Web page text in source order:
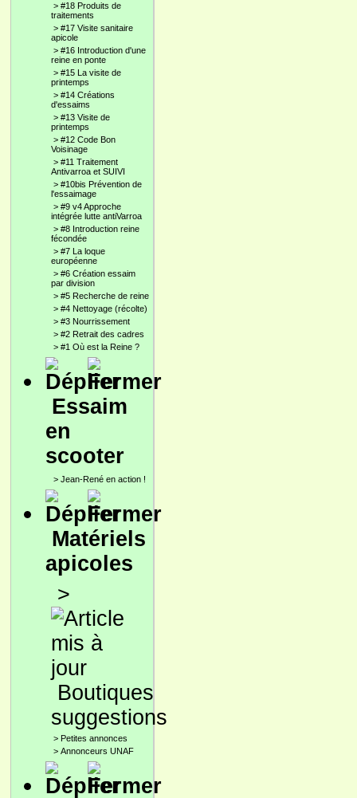
> #18 Produits de
traitements
> #17 Visite sanitaire
apicole
> #16 Introduction d'une
reine en ponte
> #15 La visite de
printemps
> #14 Créations
d'essaims
> #13 Visite de
printemps
> #12 Code Bon
Voisinage
> #11 Traitement
Antivarroa et SUIVI
> #10bis Prévention de
l'essaimage
> #9 v4 Approche
intégrée lutte antiVarroa
> #8 Introduction reine
fécondée
> #7 La loque
européenne
> #6 Création essaim
par division
> #5 Recherche de reine
> #4 Nettoyage (récolte)
> #3 Nourrissement
> #2 Retrait des cadres
> #1 Où est la Reine ?
Essaim
en
scooter
> Jean-René en action !
Matériels
apicoles
>
Boutiques
suggestions
> Petites annonces
> Annonceurs UNAF